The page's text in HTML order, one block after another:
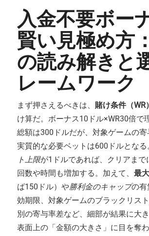
入金不要ボー
賢い見極め方
の読み解きと
レームワーク
まず押さえるべきは、 賭け条件（WR）
け算だ。ボーナス10ドル×WR30倍で
総額は300ドルだが、対象ゲームの寄
実質的な必要ベットは600ドルとなる
ト上限が1ドルであれば、クリアまで
回数や時間も増加する。加えて、 最
ば150ドル）や勝利金のキャップの有
効期限、対象ゲームのブラックリス
別の寄与率差など、細部が結果に大き
表面上の「金額の大きさ」に目を奪